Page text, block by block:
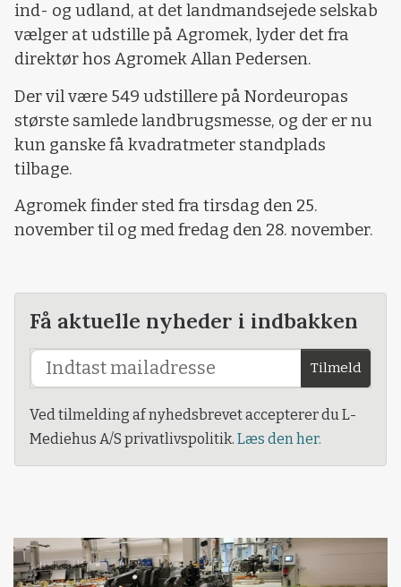
ind- og udland, at det landmandsejede selskab
vælger at udstille på Agromek, lyder det fra
direktør hos Agromek Allan Pedersen.
Der vil være 549 udstillere på Nordeuropas
største samlede landbrugsmesse, og der er nu
kun ganske få kvadratmeter standplads
tilbage.
Agromek finder sted fra tirsdag den 25.
november til og med fredag den 28. november.
Få aktuelle nyheder i indbakken
Tilmeld
Ved tilmelding af nyhedsbrevet accepterer du L-
Mediehus A/S privatlivspolitik. Læs den her.